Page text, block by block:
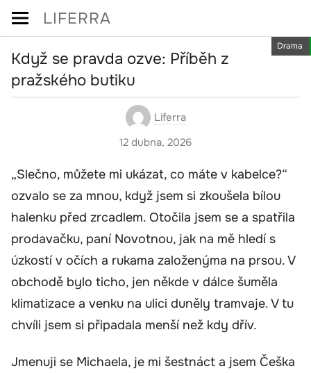
Skip
LIFERRA
Drama
Když se pravda ozve: Příběh z
pražského butiku
Liferra
12 dubna, 2026
„Slečno, můžete mi ukázat, co máte v kabelce?“
ozvalo se za mnou, když jsem si zkoušela bílou
halenku před zrcadlem. Otočila jsem se a spatřila
prodavačku, paní Novotnou, jak na mě hledí s
úzkostí v očích a rukama založenýma na prsou. V
obchodě bylo ticho, jen někde v dálce šuměla
klimatizace a venku na ulici duněly tramvaje. V tu
chvíli jsem si připadala menší než kdy dřív.
Jmenuji se Michaela, je mi šestnáct a jsem Češka